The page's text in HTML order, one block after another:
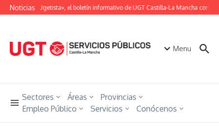
Saltar al contenido
Noticias
«Unión Ugetista», el boletín informativo de UGT Castilla-La Mancha con
Menu
Sectores Áreas
Provincias
Empleo Público
Servicios Conócenos